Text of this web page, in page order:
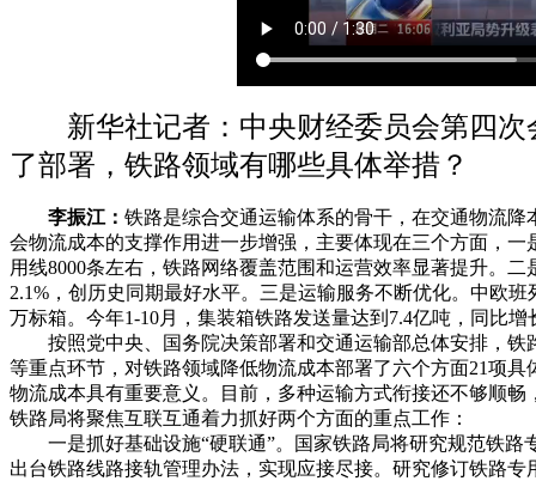
新华社记者：中央财经委员会第四次
了部署，铁路领域有哪些具体举措？
李振江： 铁路是综合交通运输体系的骨干，在交通物流
会物流成本的支撑作用进一步增强，主要体现在三个方面，
用线8000条左右，铁路网络覆盖范围和运营效率显著提升。
2.1%，创历史同期最好水平。三是运输服务不断优化。中欧
万标箱。今年1-10月，集装箱铁路发送量达到7.4亿吨，同比增
按照党中央、国务院决策部署和交通运输部总体安排，铁
等重点环节，对铁路领域降低物流成本部署了六个方面21项
物流成本具有重要意义。目前，多种运输方式衔接还不够顺
铁路局将聚焦互联互通着力抓好两个方面的重点工作：
一是抓好基础设施“硬联通”。国家铁路局将研究规范铁路
出台铁路线路接轨管理办法，实现应接尽接。研究修订铁路